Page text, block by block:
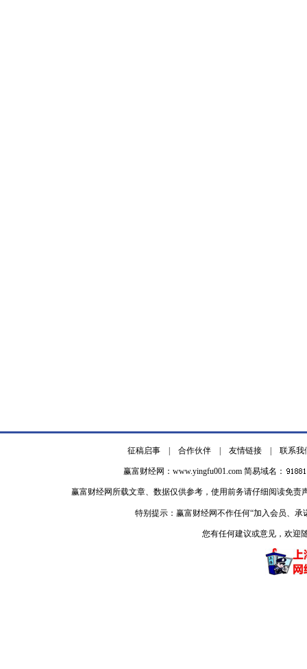
征稿启事 合作伙伴 友情链接 联系我
赢富财经网： www.yingfu001.com 简易域名：
赢富财经网所载文章、数据仅供参考，使用前务请仔细阅读免责
特别提示：赢富财经网不作任何“加入会员、
您有任何建议或意见，欢迎